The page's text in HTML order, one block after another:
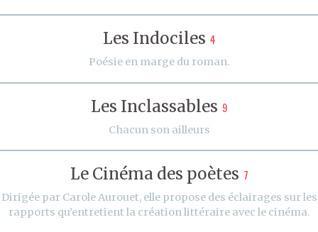
Les Indociles 4
Poésie en marge du roman.
Les Inclassables 9
Chacun son ailleurs
Le Cinéma des poètes 7
Dirigée par Carole Aurouet, elle propose des éclairages sur les
rapports qu’entretient la création littéraire avec le cinéma.